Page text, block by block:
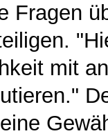
Fragen
mit